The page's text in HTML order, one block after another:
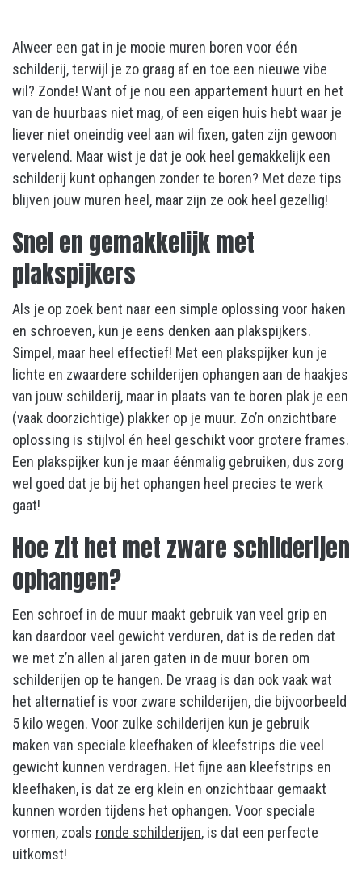
Alweer een gat in je mooie muren boren voor één
schilderij, terwijl je zo graag af en toe een nieuwe vibe
wil? Zonde! Want of je nou een appartement huurt en het
van de huurbaas niet mag, of een eigen huis hebt waar je
liever niet oneindig veel aan wil fixen, gaten zijn gewoon
vervelend. Maar wist je dat je ook heel gemakkelijk een
schilderij kunt ophangen zonder te boren? Met deze tips
blijven jouw muren heel, maar zijn ze ook heel gezellig!
Snel en gemakkelijk met
plakspijkers
Als je op zoek bent naar een simple oplossing voor haken
en schroeven, kun je eens denken aan plakspijkers.
Simpel, maar heel effectief! Met een plakspijker kun je
lichte en zwaardere schilderijen ophangen aan de haakjes
van jouw schilderij, maar in plaats van te boren plak je een
(vaak doorzichtige) plakker op je muur. Zo’n onzichtbare
oplossing is stijlvol én heel geschikt voor grotere frames.
Een plakspijker kun je maar éénmalig gebruiken, dus zorg
wel goed dat je bij het ophangen heel precies te werk
gaat!
Hoe zit het met zware schilderijen
ophangen?
Een schroef in de muur maakt gebruik van veel grip en
kan daardoor veel gewicht verduren, dat is de reden dat
we met z’n allen al jaren gaten in de muur boren om
schilderijen op te hangen. De vraag is dan ook vaak wat
het alternatief is voor zware schilderijen, die bijvoorbeeld
5 kilo wegen. Voor zulke schilderijen kun je gebruik
maken van speciale kleefhaken of kleefstrips die veel
gewicht kunnen verdragen. Het fijne aan kleefstrips en
kleefhaken, is dat ze erg klein en onzichtbaar gemaakt
kunnen worden tijdens het ophangen. Voor speciale
vormen, zoals ronde schilderijen, is dat een perfecte
uitkomst!